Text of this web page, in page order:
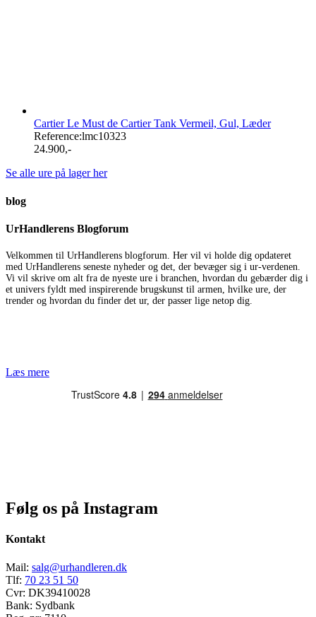
Cartier Le Must de Cartier Tank Vermeil, Gul, Læder
Reference:lmc10323
24.900,-
Se alle ure på lager her
blog
UrHandlerens Blogforum
Velkommen til UrHandlerens blogforum. Her vil vi holde dig opdateret
med UrHandlerens seneste nyheder og det, der bevæger sig i ur-verdenen.
Vi vil skrive om alt fra de nyeste ure i branchen, hvordan du gebærder dig i
et univers fyldt med inspirerende brugskunst til armen, hvilke ure, der
trender og hvordan du finder det ur, der passer lige netop dig.
Læs mere
Følg os på Instagram
Kontakt
Mail: salg@urhandleren.dk
Tlf: 70 23 51 50
Cvr: DK39410028
Bank: Sydbank